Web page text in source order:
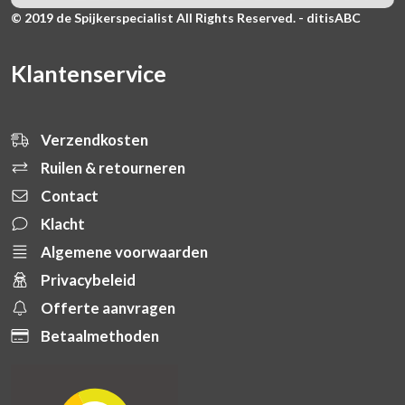
© 2019 de Spijkerspecialist All Rights Reserved. - ditisABC
Klantenservice
Verzendkosten
Ruilen & retourneren
Contact
Klacht
Algemene voorwaarden
Privacybeleid
Offerte aanvragen
Betaalmethoden